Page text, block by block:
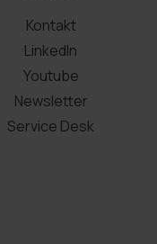
Kontakt
LinkedIn
Youtube
Newsletter
Service Desk